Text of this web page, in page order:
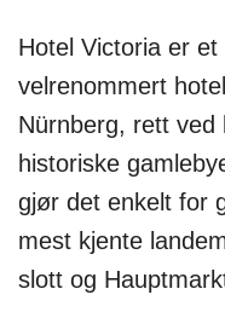
Hotel Victoria er
velrenommert
Nürnberg, rett ved
historiske
gjør det enkelt for
mest kjente
slott og